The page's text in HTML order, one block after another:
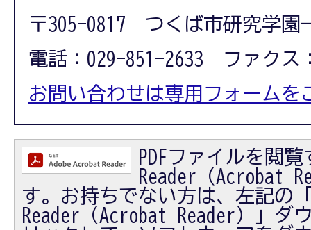
〒305-0817 つくば市研究学園
電話：029-851-2633 ファクス
お問い合わせは専用フォームを
PDFファイルを閲
Reader（Acrobat
す。お持ちでない方は、左記の
Reader（Acrobat Reader）」ダ